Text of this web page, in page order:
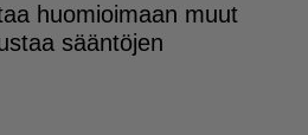
huomioimaan muut
sääntöjen